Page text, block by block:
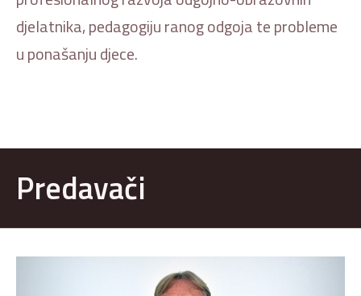
djelatnika, pedagogiju ranog odgoja te probleme
u ponašanju djece.
Predavači